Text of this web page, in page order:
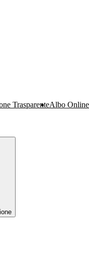
TrasparenteAlbo Online